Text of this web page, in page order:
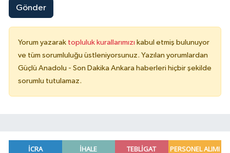
Gönder
Yorum yazarak topluluk kurallarımızı kabul etmiş bulunuyor
ve tüm sorumluluğu üstleniyorsunuz. Yazılan yorumlardan
Güçlü Anadolu - Son Dakika Ankara haberleri hiçbir şekilde
sorumlu tutulamaz.